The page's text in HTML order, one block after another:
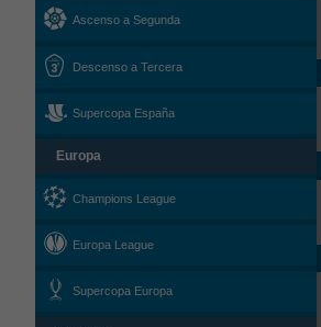
Ascenso a Segunda
Descenso a Tercera
Supercopa España
Europa
Champions League
Europa League
Supercopa Europa